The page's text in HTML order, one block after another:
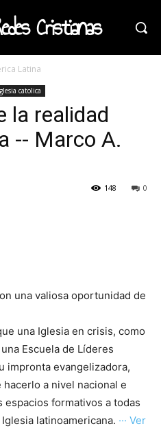
Cristianas
Latina
catolica
la realidad
-- Marco A.
0
148
una valiosa oportunidad de
una Iglesia en crisis, como
Escuela de Líderes
impronta evangelizadora,
hacerlo a nivel nacional e
formativos a todas
latinoamericana. ··· Ver